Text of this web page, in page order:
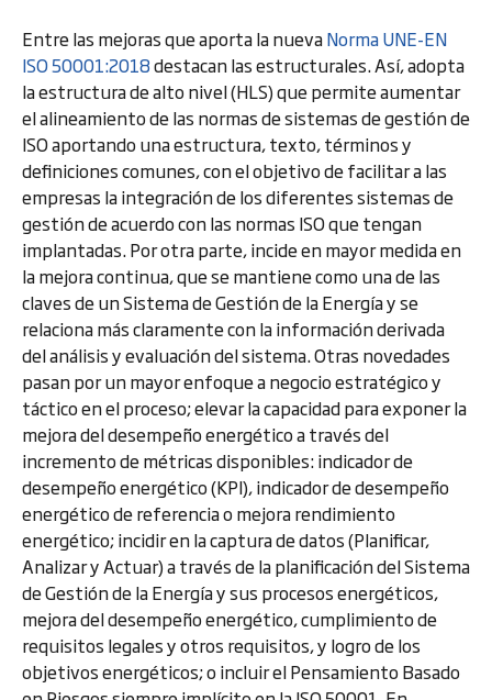
Entre las mejoras que aporta la nuevaNorma UNE-EN
ISO 50001:2018destacan las estructurales. Así, adopta
la estructura de alto nivel (HLS) que permite aumentar
el alineamiento de las normas de sistemas de gestión de
ISO aportando una estructura, texto, términos y
definiciones comunes, con el objetivo de facilitar a las
empresas la integración de los diferentes sistemas de
gestión de acuerdo con las normas ISO que tengan
implantadas. Por otra parte, incide en mayor medida en
la mejora continua, que se mantiene como una de las
claves de un Sistema de Gestión de la Energía y se
relaciona más claramente con la información derivada
del análisis y evaluación del sistema. Otras novedades
pasan por un mayor enfoque a negocio estratégico y
táctico en el proceso; elevar la capacidad para exponer la
mejora del desempeño energético a través del
incremento de métricas disponibles: indicador de
desempeño energético (KPI), indicador de desempeño
energético de referencia o mejora rendimiento
energético; incidir en la captura de datos (Planificar,
Analizar y Actuar) a través de la planificación del Sistema
de Gestión de la Energía y sus procesos energéticos,
mejora del desempeño energético, cumplimiento de
requisitos legales y otros requisitos, y logro de los
objetivos energéticos; o incluir el Pensamiento Basado